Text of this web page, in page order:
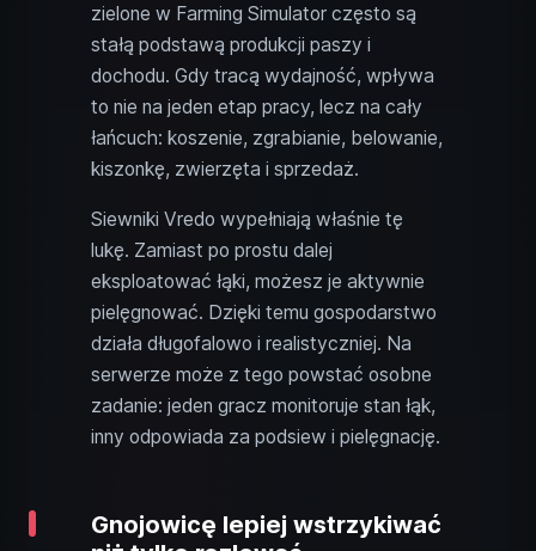
zielone w Farming Simulator często są
stałą podstawą produkcji paszy i
dochodu. Gdy tracą wydajność, wpływa
to nie na jeden etap pracy, lecz na cały
łańcuch: koszenie, zgrabianie, belowanie,
kiszonkę, zwierzęta i sprzedaż.
Siewniki Vredo wypełniają właśnie tę
lukę. Zamiast po prostu dalej
eksploatować łąki, możesz je aktywnie
pielęgnować. Dzięki temu gospodarstwo
działa długofalowo i realistyczniej. Na
serwerze może z tego powstać osobne
zadanie: jeden gracz monitoruje stan łąk,
inny odpowiada za podsiew i pielęgnację.
Gnojowicę lepiej wstrzykiwać